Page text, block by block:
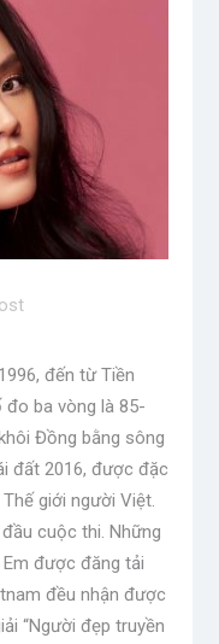
đến từ Tiền
đo ba vòng là 85-
Đồng bằng sông
đất 2016, được đặc
giới người Việt.
cuộc thi. Những
Em được đăng tải
đều nhận được
“Người đẹp truyền